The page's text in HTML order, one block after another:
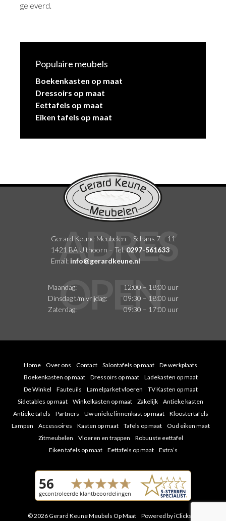
Populaire meubels
Boekenkasten op maat
Dressoirs op maat
Eettafels op maat
Eiken tafels op maat
geleverd.
Gerard Keune Meubelen – Schans 7 – 11
1421 BA Uithoorn – Tel: 0297-561633
Email: info@gerardkeune.nl
Maandag:
12:00 – 18:00 uur
Dinsdag t/m vrijdag:
09:30 – 18:00 uur
Zaterdag:
09:30 – 17:00 uur
Home Over ons Contact Salontafels op maat
De werkplaats
Boekenkasten op maat
Dressoirs op maat
Ladekasten op maat
De Winkel
Fauteuils Lamelparket vloeren
TV Kasten op maat
Sidetables op maat
Winkelkasten op maat Zakelijk
Antieke kasten
Antieke tafels
Partners Uw unieke linnenkast op maat
Kloostertafels
Lampen
Accessoires Kasten op maat Tafels op maat
Oud eiken maat
Zitmeubelen
Vloeren en trappen
Robuuste eettafel
Eiken tafels op maat
Eettafels op maat Extra’s
© 2026 Gerard Keune Meubels Op Maat Powered by iClicks